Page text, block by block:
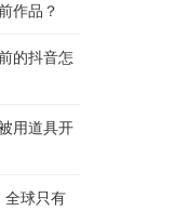
作品？
的抖音怎
用道具开
全球只有